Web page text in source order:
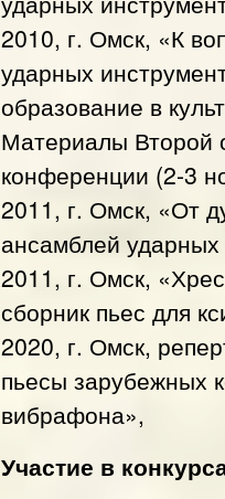
2010, г. Омск, «К
ударных
образование в
Материалы Второй
конференции (2-3
2011, г. Омск, «От
ансамблей
2011, г. Омск,
сборник пьес для
2020, г. Омск,
пьесы зарубежных
вибрафона»,
Участие в